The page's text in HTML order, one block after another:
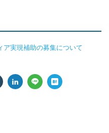
ア実現補助の募集について